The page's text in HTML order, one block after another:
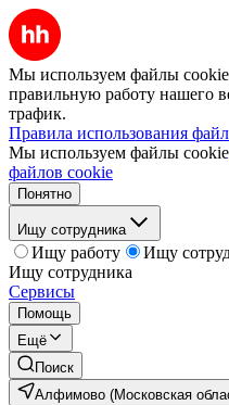
Мы используем файлы
правильную работу нашего
трафик.
Правила использования
Мы используем файлы
файлов cookie
Понятно
Ищу сотрудника
Ищу работу
Ищу
Ищу сотрудника
Сервисы
Помощь
Ещё
Поиск
Алфимово (Московская